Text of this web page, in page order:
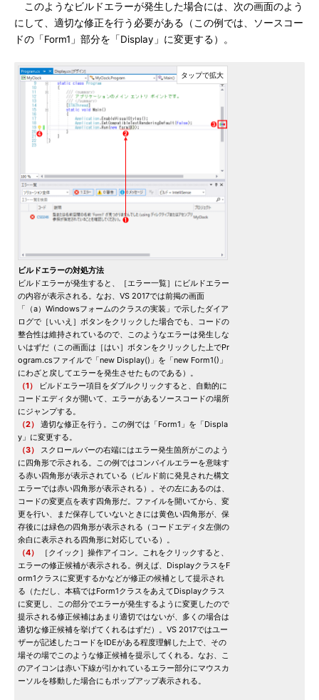
このようなビルドエラーが発生した場合には、次の画面のよう
にして、適切な修正を行う必要がある（この例では、ソースコー
ドの「Form1」部分を「Display」に変更する）。
ビルドエラーの対処方法
ビルドエラーが発生すると、［エラー一覧］にビルドエラー
の内容が表示される。なお、VS 2017では前掲の画面
「（a）Windowsフォームのクラスの実装」で示したダイア
ログで［いいえ］ボタンをクリックした場合でも、コードの
整合性は維持されているので、このようなエラーは発生しな
いはずだ（この画面は［はい］ボタンをクリックした上でPr
ogram.csファイルで「new Display()」を「new Form1()」
にわざと戻してエラーを発生させたものである）。
（1）
ビルドエラー項目をダブルクリックすると、自動的に
コードエディタが開いて、エラーがあるソースコードの場所
にジャンプする。
（2）
適切な修正を行う。この例では「Form1」を「Displa
y」に変更する。
（3）
スクロールバーの右端にはエラー発生箇所がこのよう
に四角形で示される。この例ではコンパイルエラーを意味す
る赤い四角形が表示されている（ビルド前に発見された構文
エラーでは赤い四角形が表示される）。その左にあるのは、
コードの変更点を表す四角形だ。ファイルを開いてから、変
更を行い、まだ保存していないときには黄色い四角形が、保
存後には緑色の四角形が表示される（コードエディタ左側の
余白に表示される四角形に対応している）。
（4）
［クイック］操作アイコン。これをクリックすると、
エラーの修正候補が表示される。例えば、DisplayクラスをF
orm1クラスに変更するかなどが修正の候補として提示され
る（ただし、本稿ではForm1クラスをあえてDisplayクラス
に変更し、この部分でエラーが発生するように変更したので
提示される修正候補はあまり適切ではないが、多くの場合は
適切な修正候補を挙げてくれるはずだ）。VS 2017ではユー
ザーが記述したコードをIDEがある程度理解した上で、その
場その場でこのような修正候補を提示してくれる。なお、こ
のアイコンは赤い下線が引かれているエラー部分にマウスカ
ーソルを移動した場合にもポップアップ表示される。